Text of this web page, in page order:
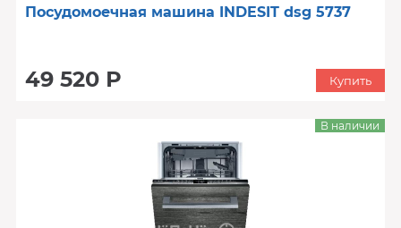
Посудомоечная машина INDESIT dsg 5737
49 520 Р Купить
В наличии